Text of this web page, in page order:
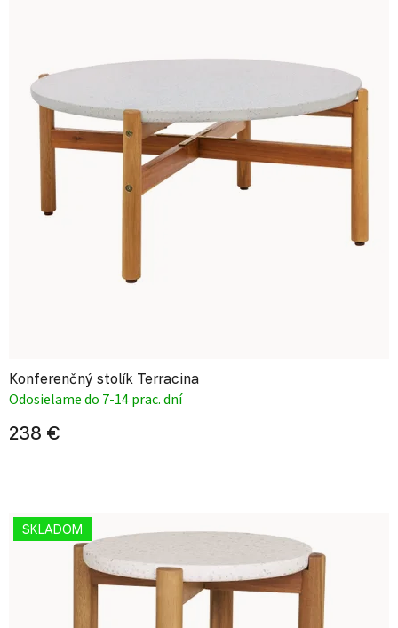
Konferenčný stolík Terracina
Odosielame do 7-14 prac. dní
238 €
SKLADOM